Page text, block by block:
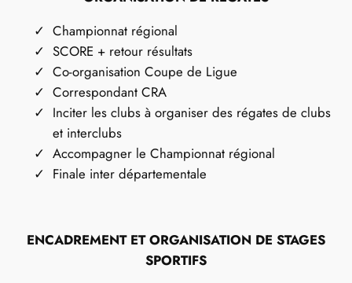
Championnat régional
SCORE + retour résultats
Co-organisation Coupe de Ligue
Correspondant CRA
Inciter les clubs à organiser des régates de clubs
et interclubs
Accompagner le Championnat régional
Finale inter départementale
ENCADREMENT ET ORGANISATION DE STAGES
SPORTIFS